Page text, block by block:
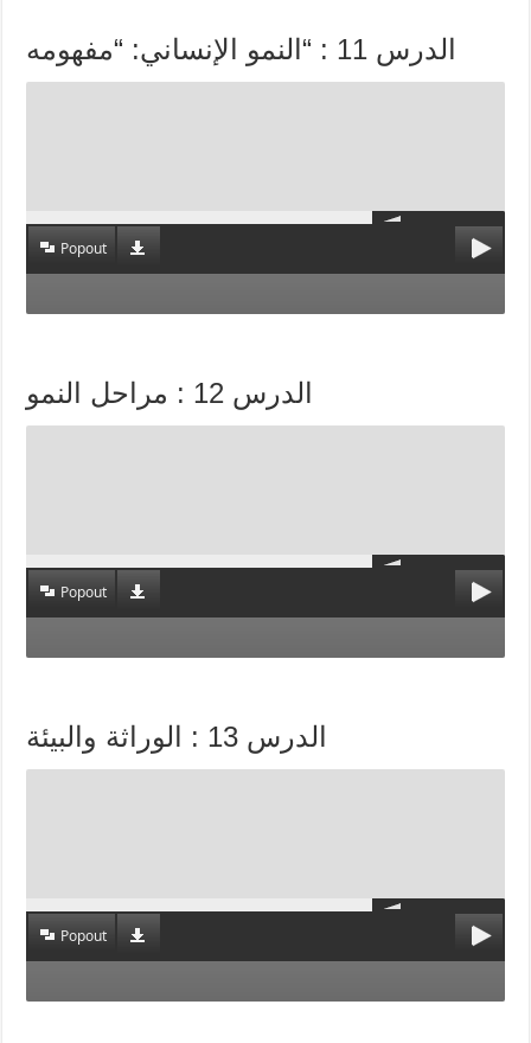
الدرس 11 : “النمو الإنساني: “مفهومه
Popout
الدرس 12 : مراحل النمو
Popout
الدرس 13 : الوراثة والبيئة
Popout